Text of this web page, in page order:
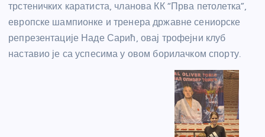
трстеничких каратиста, чланова КК “Прва петолетка”,
европске шампионке и тренера државне сениорске
репрезентације Наде Сарић, овај трофејни клуб
наставио је са успесима у овом борилачком спорту.